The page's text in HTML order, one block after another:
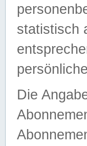
statistisch
Die